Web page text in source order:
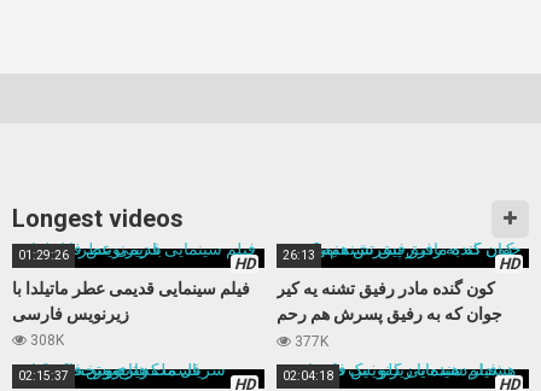
Longest videos
HD
01:29:26
فیلم سینمایی قدیمی عطر ماتیلدا با
زیرنویس فارسی
308K
HD
26:13
کون گنده مادر رفیق تشنه یه کیر
جوان که به رفیق پسرش هم رحم
نمیکنه
377K
HD
02:15:37 HD
02:04:18